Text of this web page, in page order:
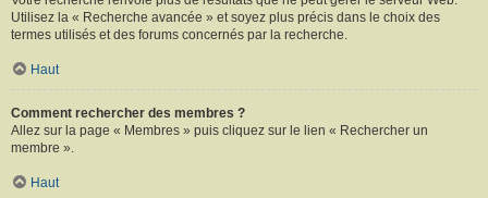
Utilisez la « Recherche avancée » et soyez plus précis dans le choix des
termes utilisés et des forums concernés par la recherche.
Haut
Comment rechercher des membres ?
Allez sur la page « Membres » puis cliquez sur le lien « Rechercher un
membre ».
Haut